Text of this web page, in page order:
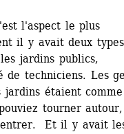
l'aspect le plus
il y avait deux
jardins publics,
de techniciens. Les
jardins étaient
tourner
entrer. Et il y avait